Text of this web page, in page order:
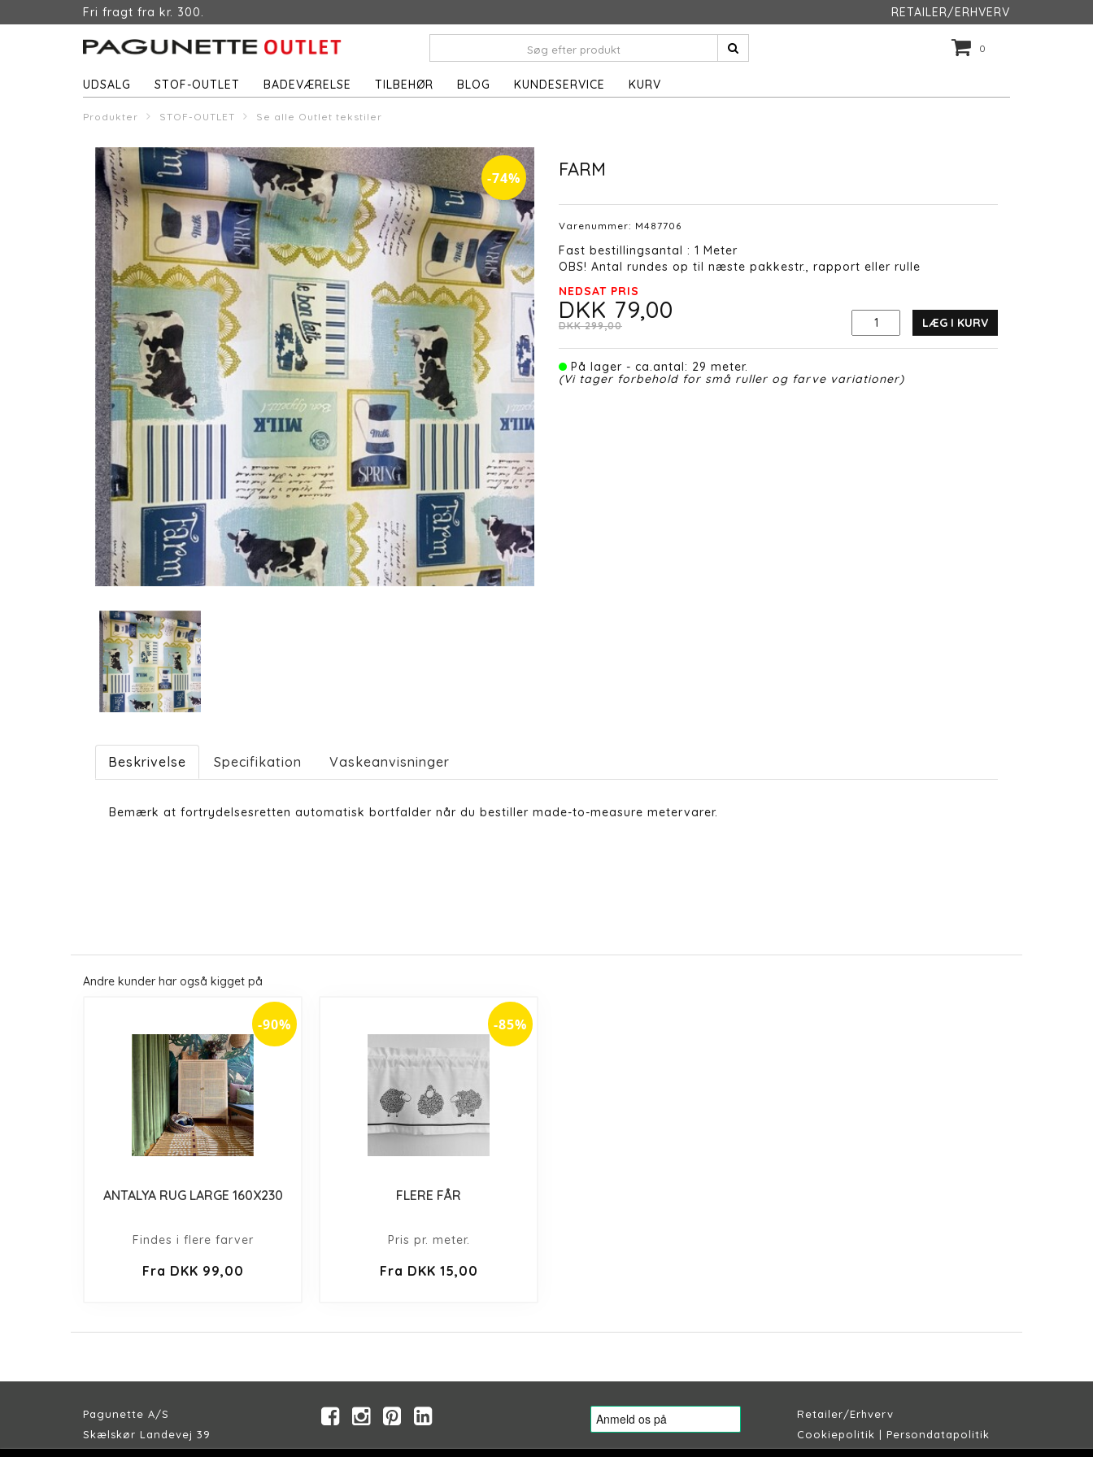
Fri fragt fra kr. 300. RETAILER/ERHVERV
0
UDSALG STOF-OUTLET BADEVÆRELSE TILBEHØR BLOG KUNDESERVICE KURV
Produkter STOF-OUTLET Se alle Outlet tekstiler
-74% FARM
Varenummer: M487706
Fast bestillingsantal : 1 Meter
OBS! Antal rundes op til næste pakkestr., rapport eller rulle
NEDSAT PRIS
DKK 79,00
DKK 299,00 LÆG I KURV
På lager - ca.antal: 29 meter.
(Vi tager forbehold for små ruller og farve variationer)
Beskrivelse Specifikation Vaskeanvisninger
Bemærk at fortrydelsesretten automatisk bortfalder når du bestiller made-to-measure metervarer.
Andre kunder har også kigget på
-90%
ANTALYA RUG LARGE 160X230
Findes i flere farver
Fra DKK 99,00
-85%
FLERE FÅR
Pris pr. meter.
Fra DKK 15,00
Pagunette A/S
Skælskør Landevej 39
Retailer/Erhverv
Cookiepolitik | Persondatapolitik